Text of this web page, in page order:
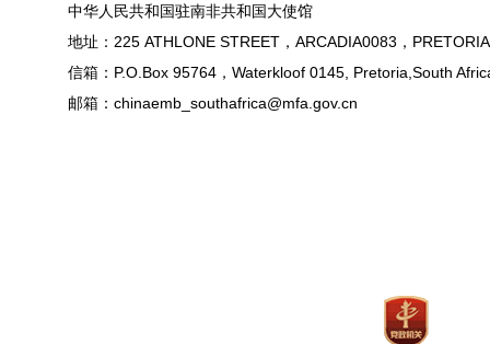
中华人民共和国驻南非共和国大使馆
地址：225 ATHLONE STREET，ARCADIA0083，
信箱：P.O.Box 95764，Waterkloof 0145, Pretoria,South
邮箱：chinaemb_southafrica@mfa.gov.cn